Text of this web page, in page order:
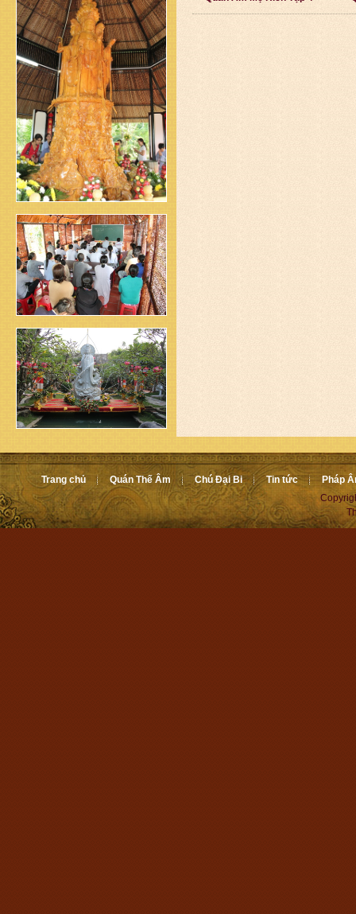
Trang chủ Quán Thế Âm Chú Đại Bi Tin tức
Pháp